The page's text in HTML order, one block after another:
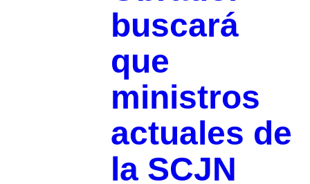
buscará
que
ministros
actuales de
la SCJN